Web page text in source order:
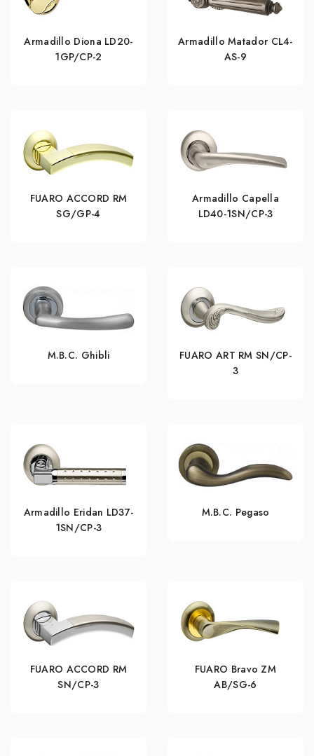
Armadillo Diona LD20-
1GP/CP-2
Armadillo Matador CL4-
AS-9
FUARO ACCORD RM
SG/GP-4
Armadillo Capella
LD40-1SN/CP-3
M.B.C. Ghibli
FUARO ART RM SN/CP-
3
Armadillo Eridan LD37-
1SN/CP-3
M.B.C. Pegaso
FUARO ACCORD RM
SN/CP-3
FUARO Bravo ZM
AB/SG-6